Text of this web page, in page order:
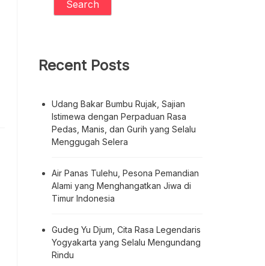
Search
Recent Posts
Udang Bakar Bumbu Rujak, Sajian
Istimewa dengan Perpaduan Rasa
Pedas, Manis, dan Gurih yang Selalu
Menggugah Selera
Air Panas Tulehu, Pesona Pemandian
Alami yang Menghangatkan Jiwa di
Timur Indonesia
Gudeg Yu Djum, Cita Rasa Legendaris
Yogyakarta yang Selalu Mengundang
Rindu